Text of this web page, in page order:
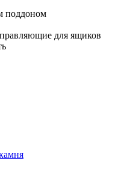
поддоном
для ящиков